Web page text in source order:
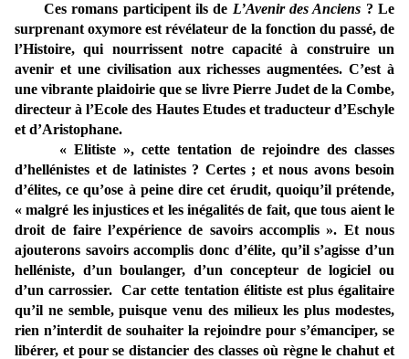
Ces romans participent ils de L’Avenir des Anciens ? Le
surprenant oxymore est révélateur de la fonction du passé, de
l’Histoire, qui nourrissent notre capacité à construire un
avenir et une civilisation aux richesses augmentées. C’est à
une vibrante plaidoirie que se livre Pierre Judet de la Combe,
directeur à l’Ecole des Hautes Etudes et traducteur d’Eschyle
et d’Aristophane.
« Elitiste », cette tentation de rejoindre des classes
d’hellénistes et de latinistes ? Certes ; et nous avons besoin
d’élites, ce qu’ose à peine dire cet érudit, quoiqu’il prétende,
« malgré les injustices et les inégalités de fait, que tous aient le
droit de faire l’expérience de savoirs accomplis ». Et nous
ajouterons savoirs accomplis donc d’élite, qu’il s’agisse d’un
helléniste, d’un boulanger, d’un concepteur de logiciel ou
d’un carrossier. Car cette tentation élitiste est plus égalitaire
qu’il ne semble, puisque venu des milieux les plus modestes,
rien n’interdit de souhaiter la rejoindre pour s’émanciper, se
libérer, et pour se distancier des classes où règne le chahut et